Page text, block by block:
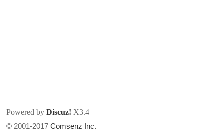
Powered byDiscuz! X3.4
© 2001-2017Comsenz Inc.